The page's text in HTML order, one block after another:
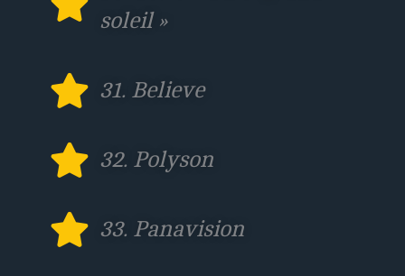
soleil »
31. Believe
32. Polyson
33. Panavision